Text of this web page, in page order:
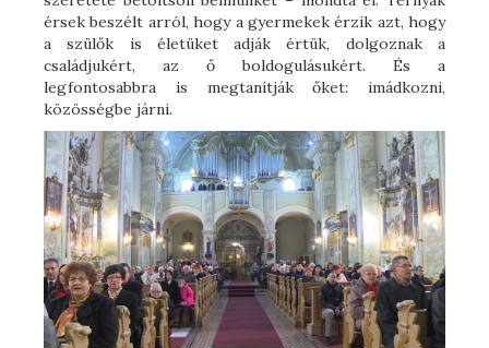
érsek beszélt arról, hogy a gyermekek érzik azt, hogy
a szülők is életüket adják értük, dolgoznak a
családjukért, az ő boldogulásukért. És a
legfontosabbra is megtanítják őket: imádkozni,
közösségbe járni.